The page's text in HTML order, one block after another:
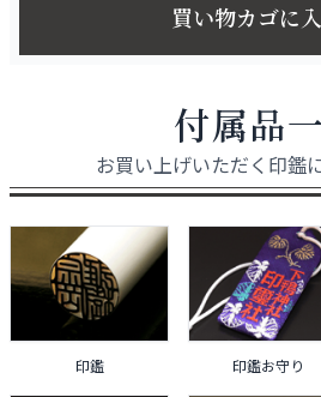
買い物カゴに
付属品
お買い上げいただく印鑑
印鑑 印鑑お守り